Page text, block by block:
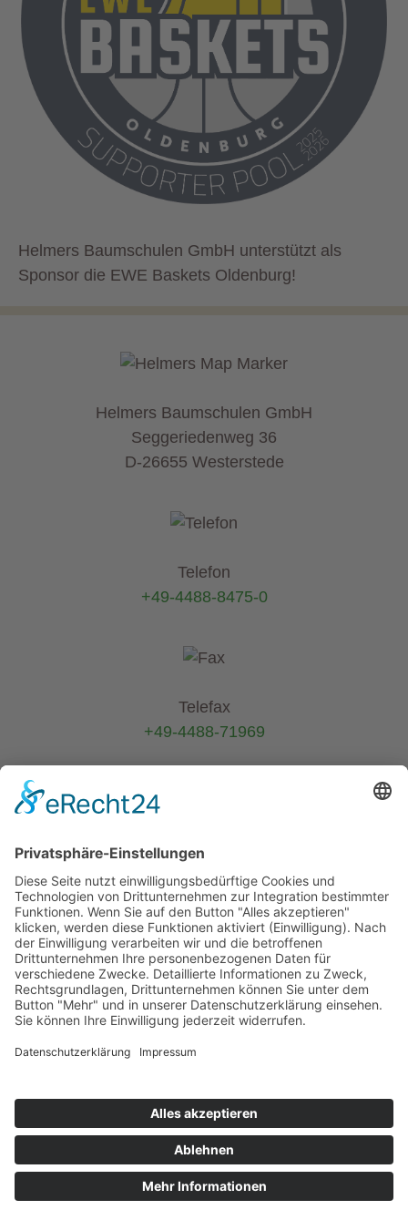
Helmers Baumschulen GmbH unterstützt als
Sponsor die EWE Baskets Oldenburg!
Helmers Baumschulen GmbH
Seggeriedenweg 36
D-26655 Westerstede
Telefon
+49-4488-8475-0
Telefax
+49-4488-71969
info@helmers.de
Kein Pflanzenverkauf an Privatkunden-
Verkauf ausschließlich an Pflanzen-
Wiederverkäufer (B2B)
Alle Texte und Fotos sind urheberrechtlich
Verwendung in anderen Medien gestattet.
Impressum Datenschutzerklärung
Cookie-Einstellungen
© 2026Helmers Baumschulen GmbH